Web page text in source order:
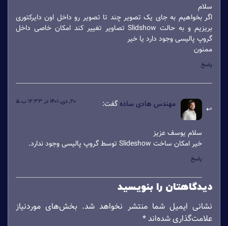
سلام
اگر بخواهیم به جای یک تصویر چند تا تصویر رو داخل اون دایرکتوری
بریزیم و به حالت Slidshow تصاویر تغییر کند امکان خاصی داخل
گروپ پالیسی وجود دارد یا خیر
ممنون
پاسخ
مهندس هادی سادهگفت:
سلام یوسف عزیز
خیر امکان ساخت Slideshow توسط گروپ پالیسی وجود ندارد.
پاسخ
دیدگاهتان را بنویسید
نشانی ایمیل شما منتشر نخواهد شد. بخش‌های موردنیاز
علامت‌گذاری شده‌اند*